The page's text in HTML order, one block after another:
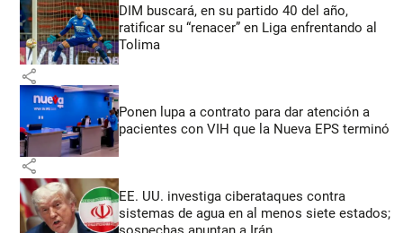
DIM buscará, en su partido 40 del año,
ratificar su “renacer” en Liga enfrentando al
Tolima
share
Ponen lupa a contrato para dar atención a
pacientes con VIH que la Nueva EPS terminó
share
EE. UU. investiga ciberataques contra
sistemas de agua en al menos siete estados;